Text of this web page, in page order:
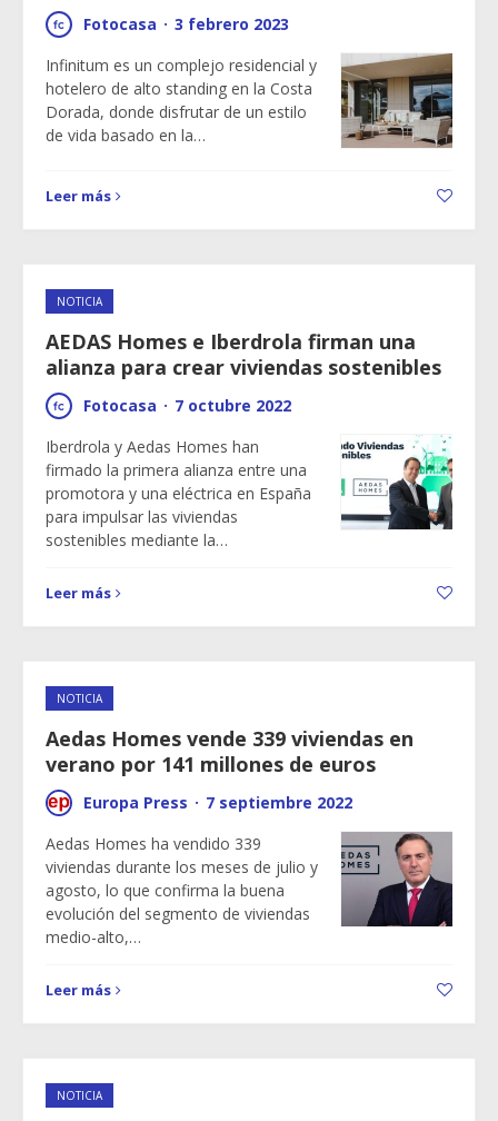
Fotocasa · 3 febrero 2023
Infinitum es un complejo residencial y
hotelero de alto standing en la Costa
Dorada, donde disfrutar de un estilo
de vida basado en la…
Leer más
NOTICIA
AEDAS Homes e Iberdrola firman una
alianza para crear viviendas sostenibles
Fotocasa · 7 octubre 2022
Iberdrola y Aedas Homes han
firmado la primera alianza entre una
promotora y una eléctrica en España
para impulsar las viviendas
sostenibles mediante la…
Leer más
NOTICIA
Aedas Homes vende 339 viviendas en
verano por 141 millones de euros
Europa Press · 7 septiembre 2022
Aedas Homes ha vendido 339
viviendas durante los meses de julio y
agosto, lo que confirma la buena
evolución del segmento de viviendas
medio-alto,…
Leer más
NOTICIA